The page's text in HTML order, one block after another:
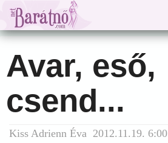
Avar, eső,
csend...
Kiss Adrienn Éva 2012.11.19. 6:00